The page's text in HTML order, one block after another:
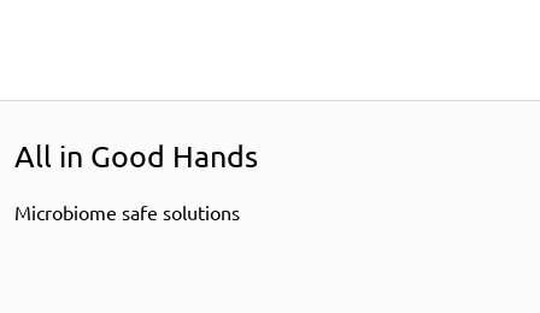
All in Good Hands
Μicrobiome safe solutions